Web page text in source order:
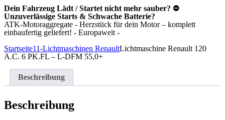
Menge
Dein Fahrzeug Lädt / Startet nicht mehr sauber? ⛔
Unzuverlässige Starts & Schwache Batterie?
ATK-Motoraggregate - Herzstück für dein Motor – komplett
einbaufertig geliefert! - Europaweit -
Startseite11-Lichtmaschinen RenaultLichtmaschine Renault 120
A.C. 6 PK.FL – L-DFM 55,0+
Beschreibung
Beschreibung